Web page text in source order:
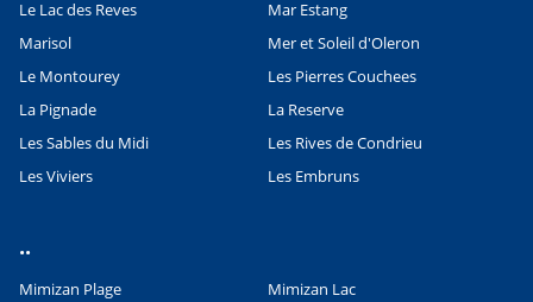
Le Lac des Reves
Mar Estang
Marisol
Mer et Soleil d'Oleron
Le Montourey
Les Pierres Couchees
La Pignade
La Reserve
Les Sables du Midi
Les Rives de Condrieu
Les Viviers
Les Embruns
..
Mimizan Plage
Mimizan Lac